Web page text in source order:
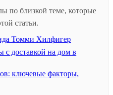
по близкой теме, которые
статьи.
Томми Хилфигер
с доставкой на дом в
ключевые факторы,